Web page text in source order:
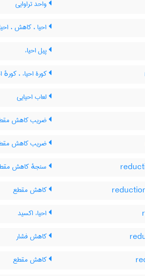
واحد تراوایی
احیا ، کاهش ،
پیل احیاء
کورۀ احیاء ، کورهٔ
لعاب احیایی
ضریب کاهش
ضریب کاهش
سنجهٔ کاهش
کاهش مقطع
احیاء اکسید
کاهش فشار
کاهش مقطع